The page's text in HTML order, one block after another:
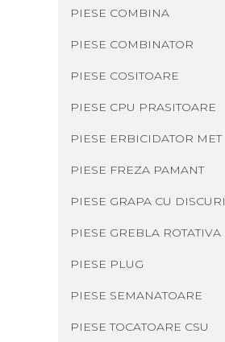
PIESE COMBINA
PIESE COMBINATOR
PIESE COSITOARE
PIESE CPU PRASITOARE
PIESE ERBICIDATOR MET
PIESE FREZA PAMANT
PIESE GRAPA CU DISCURI
PIESE GREBLA ROTATIVA
PIESE PLUG
PIESE SEMANATOARE
PIESE TOCATOARE CSU